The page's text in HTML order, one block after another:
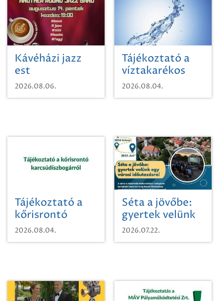
Kávéházi jazz
est
2026.08.06.
Tájékoztató a
víztakarékos
vízhasználatról
2026.08.04.
Tájékoztató a
kőrisrontó
karcsúdíszbogárról
2026.08.04.
Séta a jövőbe:
gyertek velünk
egy városi
időutazásra!
2026.07.22.